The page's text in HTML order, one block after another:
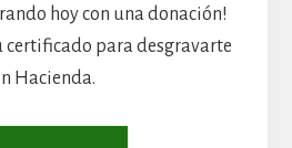
hoy con una donación!
certificado para desgravarte
Hacienda.